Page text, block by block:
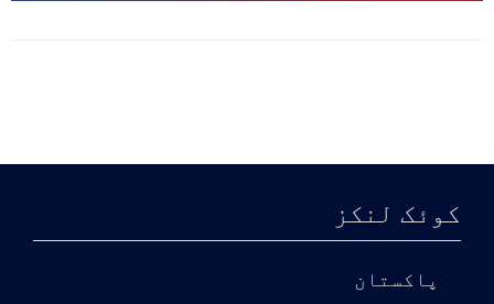
کوئک لنکز
پاکستان